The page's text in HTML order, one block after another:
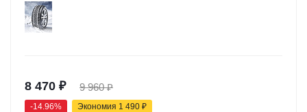
8 470 ₽ 9 960₽
-14.96% Экономия 1 490 ₽